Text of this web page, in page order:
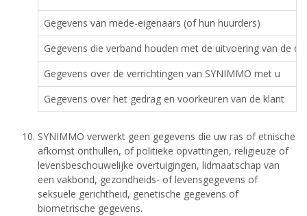
Gegevens van mede-eigenaars (of hun huurders)
Gegevens die verband houden met de uitvoering van de
Gegevens over de verrichtingen van SYNIMMO met u
Gegevens over het gedrag en voorkeuren van de klant
SYNIMMO verwerkt geen gegevens die uw ras of etnische
afkomst onthullen, of politieke opvattingen, religieuze of
levensbeschouwelijke overtuigingen, lidmaatschap van
een vakbond, gezondheids- of levensgegevens of
seksuele gerichtheid, genetische gegevens of
biometrische gegevens.